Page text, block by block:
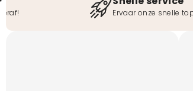
Ervaar onze snelle